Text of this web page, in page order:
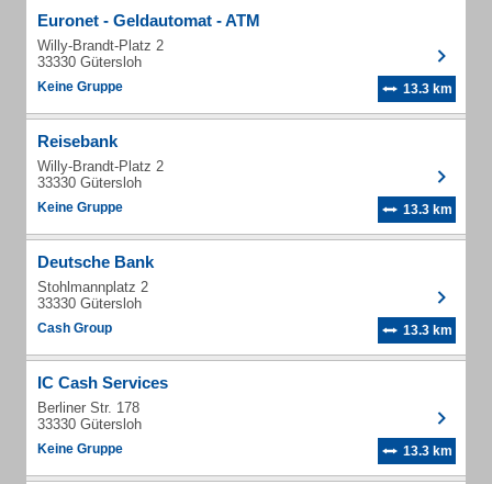
Euronet - Geldautomat - ATM
Willy-Brandt-Platz 2
33330 Gütersloh
Keine Gruppe 13.3 km
Reisebank
Willy-Brandt-Platz 2
33330 Gütersloh
Keine Gruppe 13.3 km
Deutsche Bank
Stohlmannplatz 2
33330 Gütersloh
Cash Group 13.3 km
IC Cash Services
Berliner Str. 178
33330 Gütersloh
Keine Gruppe 13.3 km